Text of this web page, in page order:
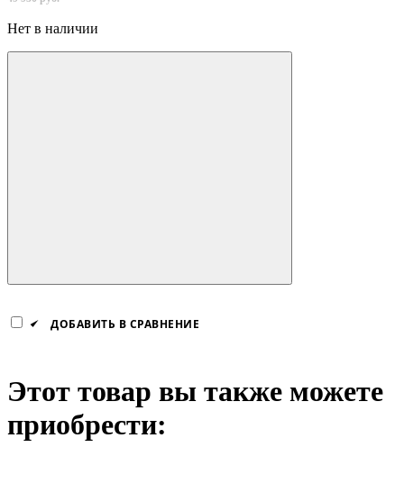
Нет в наличии
ДОБАВИТЬ В СРАВНЕНИЕ
Этот товар вы также можете
приобрести: